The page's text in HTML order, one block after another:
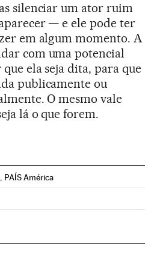
silenciar um ator ruim
— e ele pode ter
em algum momento. A
com uma potencial
ela seja dita, para que
publicamente ou
O mesmo vale
lá o que forem.
PAÍS América
Twitter
en Instagram
Brasil en Facebook